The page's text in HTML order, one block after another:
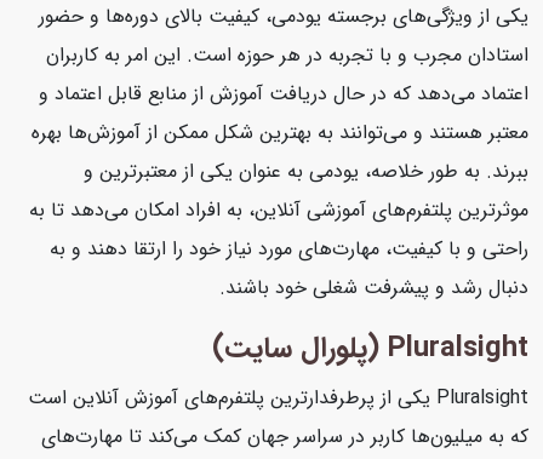
یکی از ویژگی‌های برجسته یودمی، کیفیت بالای دوره‌ها و حضور
استادان مجرب و با تجربه در هر حوزه است. این امر به کاربران
اعتماد می‌دهد که در حال دریافت آموزش از منابع قابل اعتماد و
معتبر هستند و می‌توانند به بهترین شکل ممکن از آموزش‌ها بهره
ببرند. به طور خلاصه، یودمی به عنوان یکی از معتبرترین و
موثرترین پلتفرم‌های آموزشی آنلاین، به افراد امکان می‌دهد تا به
راحتی و با کیفیت، مهارت‌های مورد نیاز خود را ارتقا دهند و به
دنبال رشد و پیشرفت شغلی خود باشند.
Pluralsight (پلورال سایت)
Pluralsight یکی از پرطرفدارترین پلتفرم‌های آموزش آنلاین است
که به میلیون‌ها کاربر در سراسر جهان کمک می‌کند تا مهارت‌های